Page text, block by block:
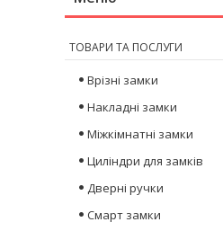
ТОВАРИ ТА ПОСЛУГИ
Врізні замки
Накладні замки
Міжкімнатні замки
Циліндри для замків
Дверні ручки
Смарт замки